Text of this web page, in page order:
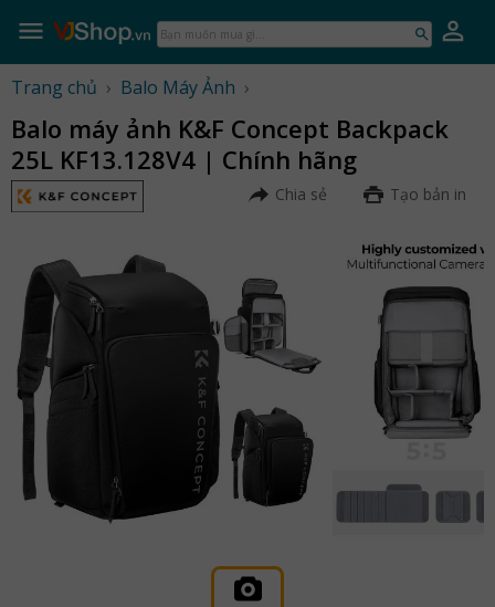
Bạn
muốn
gì...
Trang chủ › Balo Máy Ảnh ›
Balo máy ảnh K&F Concept Backpack
25L KF13.128V4 | Chính hãng
Chia sẻ Tạo bản in